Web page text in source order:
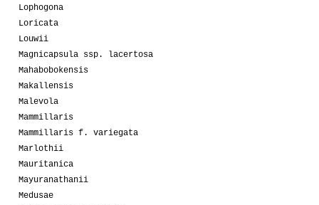
Lophogona
Loricata
Louwii
Magnicapsula ssp. lacertosa
Mahabobokensis
Makallensis
Malevola
Mammillaris
Mammillaris f. variegata
Marlothii
Mauritanica
Mayuranathanii
Medusae